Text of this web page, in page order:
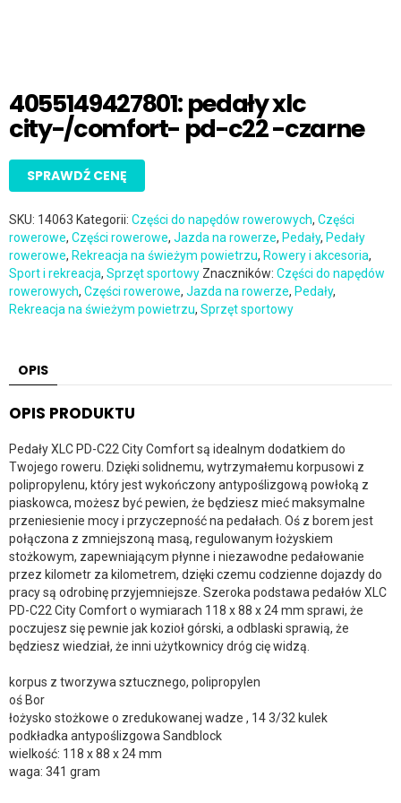
4055149427801: pedały xlc
city-/comfort- pd-c22 -czarne
SPRAWDŹ CENĘ
SKU: 14063 Kategorii: Części do napędów rowerowych, Części
rowerowe, Części rowerowe, Jazda na rowerze, Pedały, Pedały
rowerowe, Rekreacja na świeżym powietrzu, Rowery i akcesoria,
Sport i rekreacja, Sprzęt sportowy Znaczników: Części do napędów
rowerowych, Części rowerowe, Jazda na rowerze, Pedały,
Rekreacja na świeżym powietrzu, Sprzęt sportowy
OPIS
OPIS PRODUKTU
Pedały XLC PD-C22 City Comfort są idealnym dodatkiem do
Twojego roweru. Dzięki solidnemu, wytrzymałemu korpusowi z
polipropylenu, który jest wykończony antypoślizgową powłoką z
piaskowca, możesz być pewien, że będziesz mieć maksymalne
przeniesienie mocy i przyczepność na pedałach. Oś z borem jest
połączona z zmniejszoną masą, regulowanym łożyskiem
stożkowym, zapewniającym płynne i niezawodne pedałowanie
przez kilometr za kilometrem, dzięki czemu codzienne dojazdy do
pracy są odrobinę przyjemniejsze. Szeroka podstawa pedałów XLC
PD-C22 City Comfort o wymiarach 118 x 88 x 24 mm sprawi, że
poczujesz się pewnie jak kozioł górski, a odblaski sprawią, że
będziesz wiedział, że inni użytkownicy dróg cię widzą.
korpus z tworzywa sztucznego, polipropylen
oś Bor
łożysko stożkowe o zredukowanej wadze , 14 3/32 kulek
podkładka antypoślizgowa Sandblock
wielkość: 118 x 88 x 24 mm
waga: 341 gram